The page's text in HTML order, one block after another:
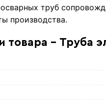
труб
производства.
товара - Труба